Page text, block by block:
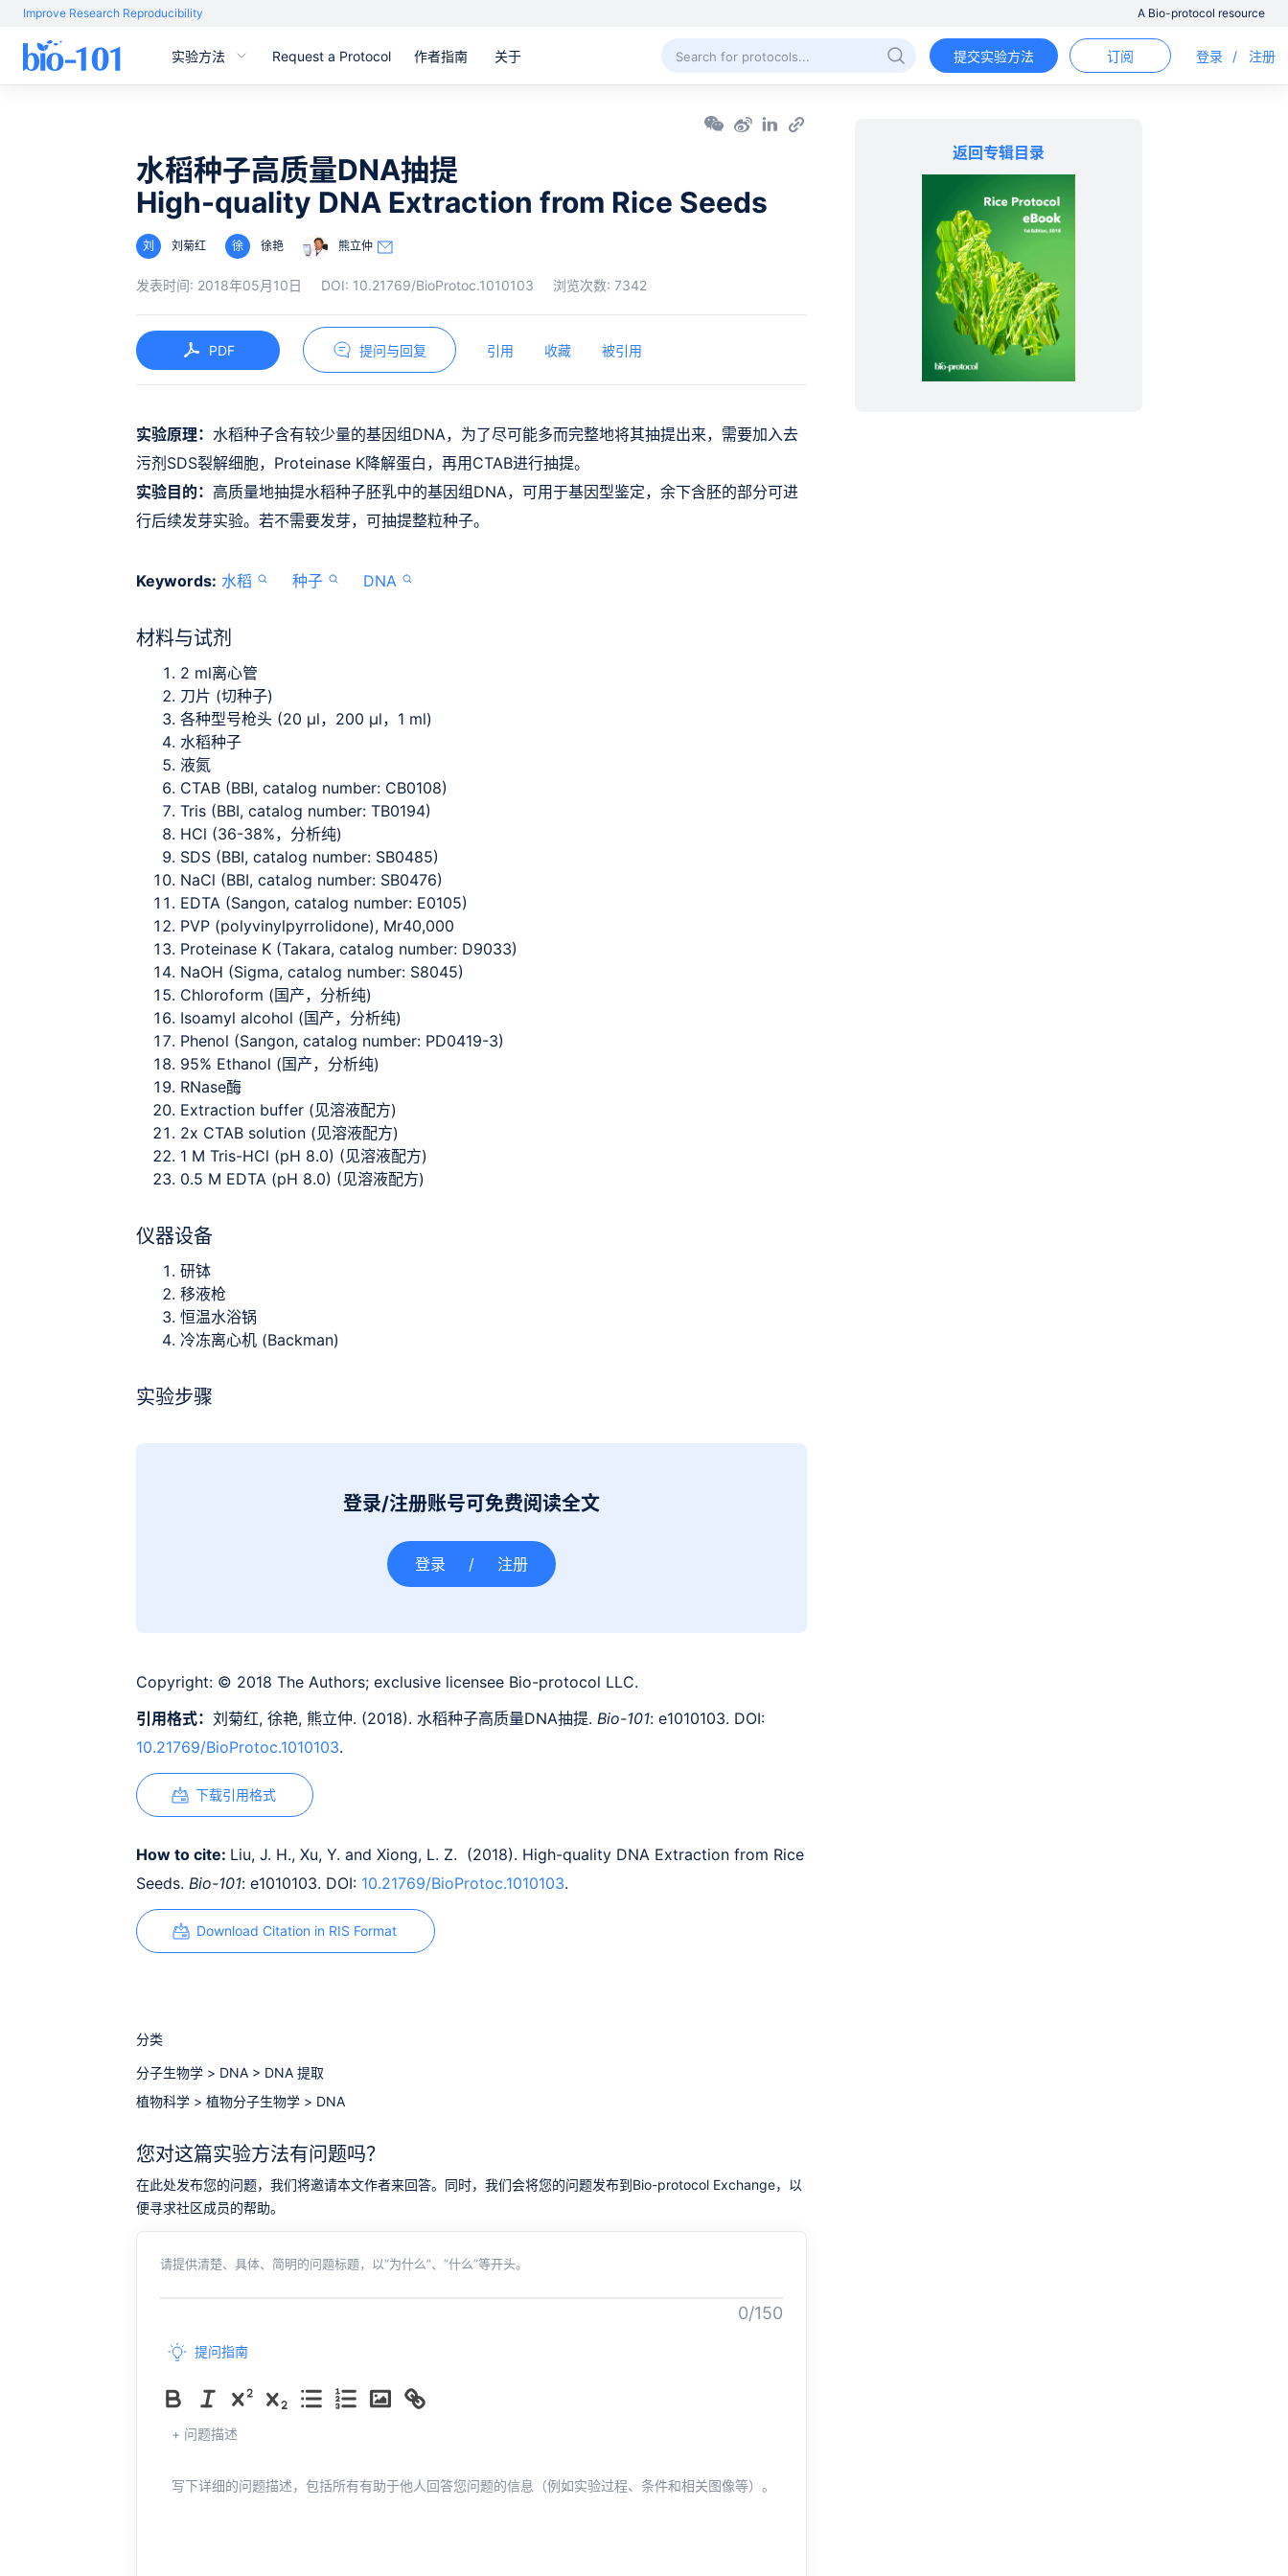
Improve Research Reproducibility A Bio-protocol resource
实验方法 Request a Protocol 作者指南 关于 提交实验方法 订阅 登录 / 注册
水稻种子高质量DNA抽提
High-quality DNA Extraction from Rice Seeds
刘 刘菊红 徐 徐艳 熊立仲
发表时间: 2018年05月10日 DOI: 10.21769/BioProtoc.1010103 浏览次数: 7342
返回专辑目录
PDF 提问与回复 引用 收藏 被引用
实验原理： 水稻种子含有较少量的基因组DNA，为了尽可能多而完整地将其抽提出来，需要加入去
污剂SDS裂解细胞，Proteinase K降解蛋白，再用CTAB进行抽提。
实验目的： 高质量地抽提水稻种子胚乳中的基因组DNA， 可用于基因型鉴定，余下含胚的部分可进
行后续发芽实验。若不需要发芽，可抽提整粒种子。
Keywords: 水稻 种子 DNA
材料与试剂
2 ml离心管
刀片 (切种子)
各种型号枪头 (20 μl，200 μl，1 ml)
水稻种子
液氮
CTAB (BBI, catalog number: CB0108)
Tris (BBI, catalog number: TB0194)
HCl (36-38%，分析纯)
SDS (BBI, catalog number: SB0485)
NaCl (BBI, catalog number: SB0476)
EDTA (Sangon, catalog number: E0105)
PVP (polyvinylpyrrolidone), Mr40,000
Proteinase K (Takara, catalog number: D9033)
NaOH (Sigma, catalog number: S8045)
Chloroform (国产，分析纯)
Isoamyl alcohol (国产，分析纯)
Phenol (Sangon, catalog number: PD0419-3)
95% Ethanol (国产，分析纯)
RNase酶
Extraction buffer (见溶液配方)
2x CTAB solution (见溶液配方)
1 M Tris-HCl (pH 8.0) (见溶液配方)
0.5 M EDTA (pH 8.0) (见溶液配方)
仪器设备
研钵
移液枪
恒温水浴锅
冷冻离心机 (Backman)
实验步骤
登录/注册账号可免费阅读全文
登录 / 注册
Copyright: © 2018 The Authors; exclusive licensee Bio-protocol LLC.
引用格式： 刘菊红, 徐艳, 熊立仲. (2018). 水稻种子高质量DNA抽提. Bio-101: e1010103. DOI:
10.21769/BioProtoc.1010103.
下载引用格式
How to cite: Liu, J. H., Xu, Y. and Xiong, L. Z. (2018). High-quality DNA Extraction from Rice
Seeds. Bio-101: e1010103. DOI: 10.21769/BioProtoc.1010103.
Download Citation in RIS Format
分类
分子生物学 > DNA > DNA 提取
植物科学 > 植物分子生物学 > DNA
您对这篇实验方法有问题吗？
在此处发布您的问题，我们将邀请本文作者来回答。同时，我们会将您的问题发布到Bio-protocol Exchange，以
便寻求社区成员的帮助。
请提供清楚、具体、简明的问题标题，以“为什么”、“什么”等开头。
0/150
提问指南
+ 问题描述
写下详细的问题描述，包括所有有助于他人回答您问题的信息（例如实验过程、条件和相关图像等）。